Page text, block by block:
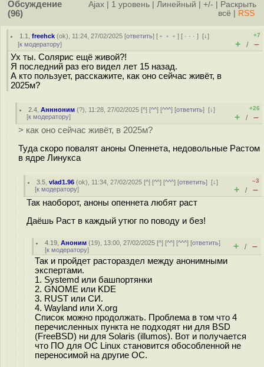
Обсуждение
(96)
Ajax 1 уровень Линейный +/-
Раскрыть
всё
RSS
1.1 ,freehck (ok), 11:24, 27/02/2025 [ответить] [ ﹢﹢﹢] [ · · ·][↓]
[к модератору]
+7
+ / –
Ух ты. Солярис ещё живой?!
Я последний раз его видел лет 15 назад.
А кто пользует, расскажите, как оно сейчас живёт, в
2025м?
2.4 ,Аннноним (?), 11:28, 27/02/2025 [^] [^^] [^^^] [ответить][↓]
[к модератору]
+26
+ / –
> как оно сейчас живёт, в 2025м?
Туда скоро повалят аноны Опеннета, недовольные Растом
в ядре Линукса
3.5 ,vlad1.96 (ok), 11:34, 27/02/2025 [^] [^^] [^^^] [ответить][↓]
[к модератору]
–3
+ / –
Так наоборот, аноны опеннета любят раст
Даёшь Раст в каждый утюг по поводу и без!
4.19 ,Аноним (19), 13:00, 27/02/2025 [^] [^^] [^^^] [ответить]
[к модератору] + / –
Так и пройдет растораздел между анонимными
экспертами.
1. Systemd или башпортянки
2. GNOME или KDE
3. RUST или СИ.
4. Wayland или X.org
Список можно продолжать. Проблема в том что 4
перечисленных пункта не подходят ни для BSD
(FreeBSD) ни для Solaris (illumos). Вот и получается
что ПО для ОС Linux становится обособленной не
переносимой на другие ОС.